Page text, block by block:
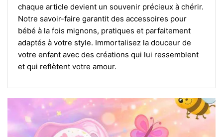
chaque article devient un souvenir précieux à chérir.
Notre savoir-faire garantit des accessoires pour
bébé à la fois mignons, pratiques et parfaitement
adaptés à votre style. Immortalisez la douceur de
votre enfant avec des créations qui lui ressemblent
et qui reflètent votre amour.